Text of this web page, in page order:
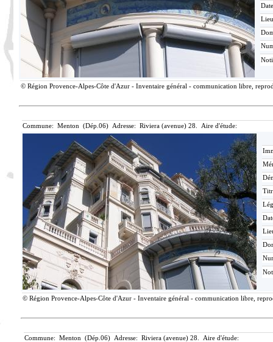
© Région Provence-Alpes-Côte d'Azur - Inventaire général - communication libre,
Commune: Menton (Dép.06) Adresse: Riviera (avenue) 28. Aire d'étude:
© Région Provence-Alpes-Côte d'Azur - Inventaire général - communication libre,
Commune: Menton (Dép.06) Adresse: Riviera (avenue) 28. Aire d'étude: